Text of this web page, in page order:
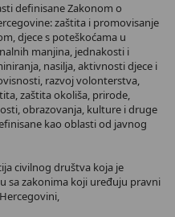
definisane Zakonom o
zaštita i promovisanje
djece s poteškoćama u
manjina, jednakosti i
nasilja, aktivnosti djece i
razvoj volonterstva,
zaštita okoliša, prirode,
obrazovanja, kulture i druge
kao oblasti od javnog
civilnog društva koja je
sa zakonima koji uređuju pravni